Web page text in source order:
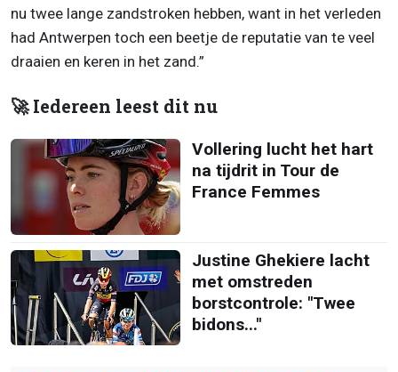
nu twee lange zandstroken hebben, want in het verleden
had Antwerpen toch een beetje de reputatie van te veel
draaien en keren in het zand.”
🚀 Iedereen leest dit nu
Vollering lucht het hart
na tijdrit in Tour de
France Femmes
Justine Ghekiere lacht
met omstreden
borstcontrole: "Twee
bidons..."